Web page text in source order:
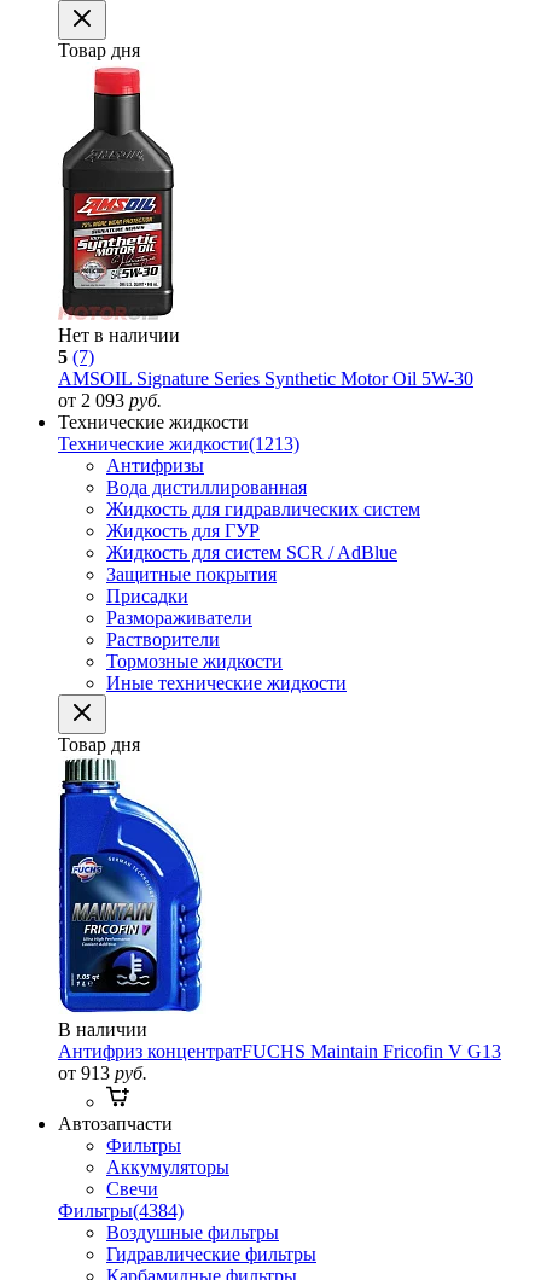
Товар дня
Нет в наличии
5 (7)
AMSOIL Signature Series Synthetic Motor Oil 5W-30
от 2 093 руб.
Технические жидкости
Технические жидкости(1213)
Антифризы
Вода дистиллированная
Жидкость для гидравлических систем
Жидкость для ГУР
Жидкость для систем SCR / AdBlue
Защитные покрытия
Присадки
Размораживатели
Растворители
Тормозные жидкости
Иные технические жидкости
Товар дня
В наличии
Антифриз концентратFUCHS Maintain Fricofin V G13
от 913 руб.
Автозапчасти
Фильтры
Аккумуляторы
Свечи
Фильтры(4384)
Воздушные фильтры
Гидравлические фильтры
Карбамидные фильтры